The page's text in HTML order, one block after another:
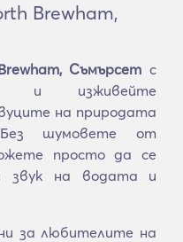
Brewham,
Съмърсет с
и изживейте
на природата
шумовете от
просто да се
звук на водата и
за любителите на